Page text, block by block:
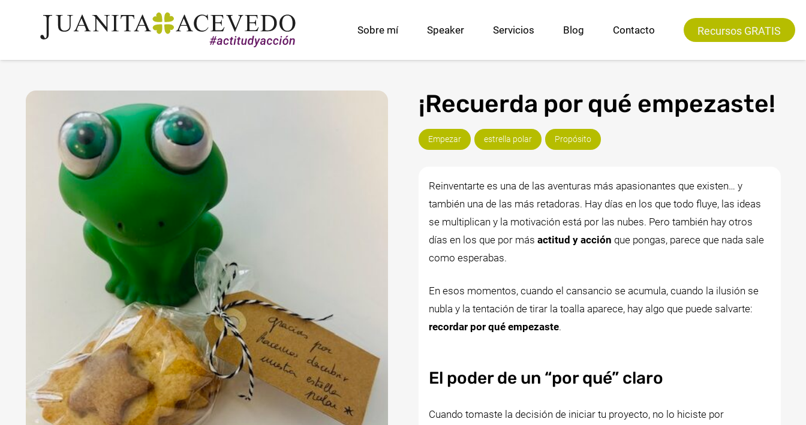
Sobre mí Speaker Servicios Blog Contacto Recursos GRATIS
¡Recuerda por qué empezaste!
Empezar estrella polar Propósito
Reinventarte es una de las aventuras más apasionantes que existen… y
también una de las más retadoras. Hay días en los que todo fluye, las ideas
se multiplican y la motivación está por las nubes. Pero también hay otros
días en los que por más actitud y acción que pongas, parece que nada sale
como esperabas.
En esos momentos, cuando el cansancio se acumula, cuando la ilusión se
nubla y la tentación de tirar la toalla aparece, hay algo que puede salvarte:
recordar por qué empezaste.
El poder de un “por qué” claro
Cuando tomaste la decisión de iniciar tu proyecto, no lo hiciste por